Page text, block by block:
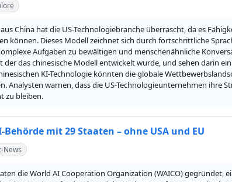
China hat die US-Technologiebranche überrascht, da es
können. Dieses Modell zeichnet sich durch fortschrittliche
Aufgaben zu bewältigen und menschenähnliche
der das chinesische Modell entwickelt wurde, und sehen darin
KI-Technologie könnten die globale
Analysten warnen, dass die US-Technologieunternehmen ihre
zu bleiben.
mit 29 Staaten – ohne USA und EU
News
die World AI Cooperation Organization (WAICO) gegründet,